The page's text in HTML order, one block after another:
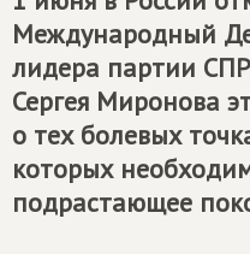
Международный
лидера партии
Сергея Миронова
о тех болевых
которых
подрастающее